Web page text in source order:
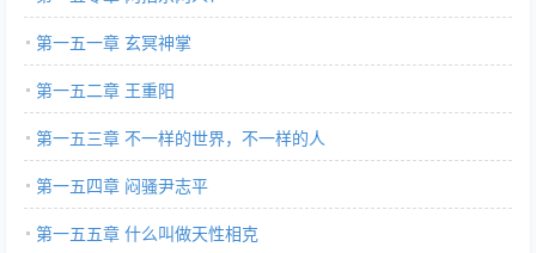
第一五一章 玄冥神掌
第一五二章 王重阳
第一五三章 不一样的世界，不一样的人
第一五四章 闷骚尹志平
第一五五章 什么叫做天性相克